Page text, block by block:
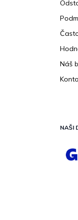
Náš
NAŠI